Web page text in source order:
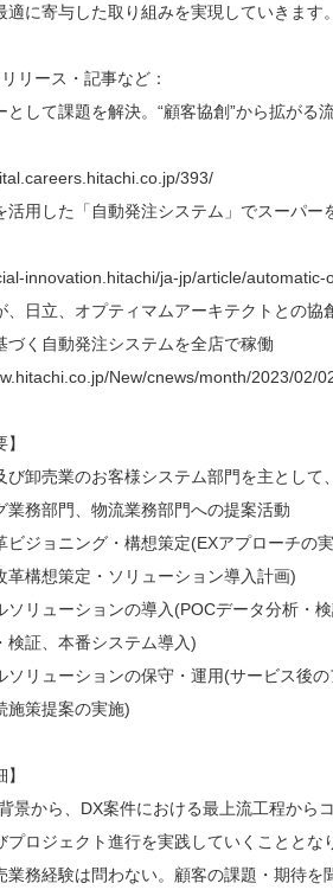
適に寄与した取り組みを実現していきます
リース・記事など：
として課題を解決。“顧客協創”から拡がる
393/
活用した「自動発注システム」でスーパー
innovation.hitachi/ja-jp/article/automatic-
、日立、オプティマムアーキテクトとの協
づく自動発注システムを全店で稼働
New/cnews/month/2023/02/
び卸売業のお客様システム部門を主として
業務部門、物流業務部門への提案活動
ビジョニング・構想策定(EXアプローチの
革構想策定・ソリューション導入計画)
ソリューションの導入(POCデータ分析・
検証、本番システム導入)
ソリューションの保守・運用(サービス後
施策提案の実施)
景から、DX案件における最上流工程から
プロジェクト進行を実践していくこととな
業務経験は問わない。顧客の課題・期待を